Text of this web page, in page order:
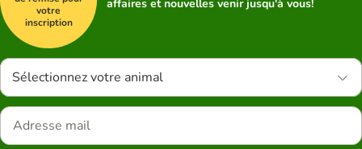
votre
inscription
affaires et nouvelles venir jusqu'à vous!
Sélectionnez votre animal